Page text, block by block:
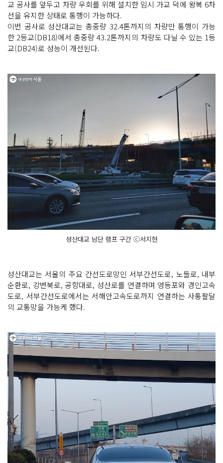
교 공사를 앞두고 차량 우회를 위해 설치한 임시 가교 덕에 왕복 6차
선을 유지한 상태로 통행이 가능하다.
이번 공사로 성산대교는 총중량 32.4톤까지의 차량만 통행이 가능
한 2등교(DB18)에서 총중량 43.2톤까지의 차량도 다닐 수 있는 1등
교(DB24)로 성능이 개선된다.
성산대교 남단 램프 구간 ⓒ서지현
성산대교는 서울의 주요 간선도로망인 서부간선도로, 노들로, 내부
순환로, 강변북로, 공항대로, 성산로를 연결하며 영등포와 경인고속
도로, 서부간선도로에서는 서해안고속도로까지 연결하는 사통팔달
의 교통망을 가능케 했다.